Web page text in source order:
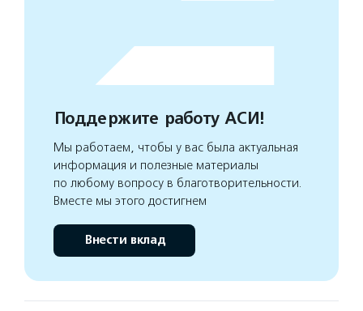
Поддержите работу АСИ!
Мы работаем, чтобы у вас была актуальная
информация и полезные материалы
по любому вопросу в благотворительности.
Вместе мы этого достигнем
Внести вклад